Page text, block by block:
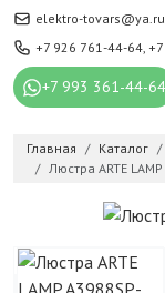
elektro-tovars@ya.ru
+7 926 761-44-64,
+7 993 361-44-64
Главная Каталог
Люстра ARTE